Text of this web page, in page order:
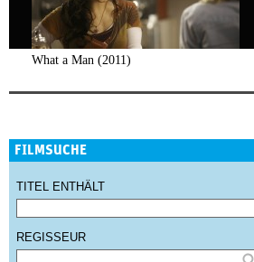
What a Man (2011)
FILMSUCHE
TITEL ENTHÄLT
REGISSEUR